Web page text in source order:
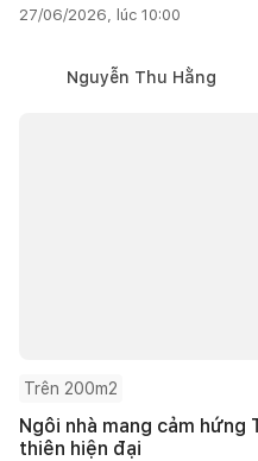
27/06/2026, lúc 10:00
Nguyễn Thu Hằng
Trên 200m2
Ngôi nhà mang cảm hứng
thiên hiện đại